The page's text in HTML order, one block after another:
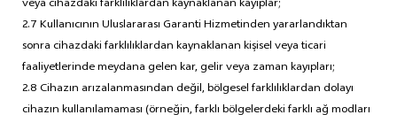
veya cihazdaki farklılıklardan kaynaklanan kayıplar;
2.7 Kullanıcının Uluslararası Garanti Hizmetinden yararlandıktan
sonra cihazdaki farklılıklardan kaynaklanan kişisel veya ticari
faaliyetlerinde meydana gelen kar, gelir veya zaman kayıpları;
2.8 Cihazın arızalanmasından değil, bölgesel farklılıklardan dolayı
cihazın kullanılamaması (örneğin, farklı bölgelerdeki farklı ağ modları